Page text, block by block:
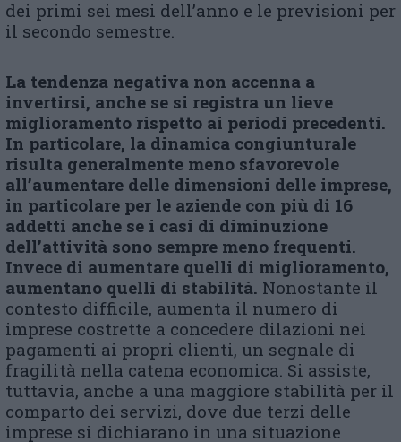
dei primi sei mesi dell’anno e le previsioni per
il secondo semestre.
La tendenza negativa non accenna a
invertirsi, anche se si registra un lieve
miglioramento rispetto ai periodi precedenti.
In particolare, la dinamica congiunturale
risulta generalmente meno sfavorevole
all’aumentare delle dimensioni delle imprese,
in particolare per le aziende con più di 16
addetti anche se i casi di diminuzione
dell’attività sono sempre meno frequenti.
Invece di aumentare quelli di miglioramento,
aumentano quelli di stabilità. Nonostante il
contesto difficile, aumenta il numero di
imprese costrette a concedere dilazioni nei
pagamenti ai propri clienti, un segnale di
fragilità nella catena economica. Si assiste,
tuttavia, anche a una maggiore stabilità per il
comparto dei servizi, dove due terzi delle
imprese si dichiarano in una situazione